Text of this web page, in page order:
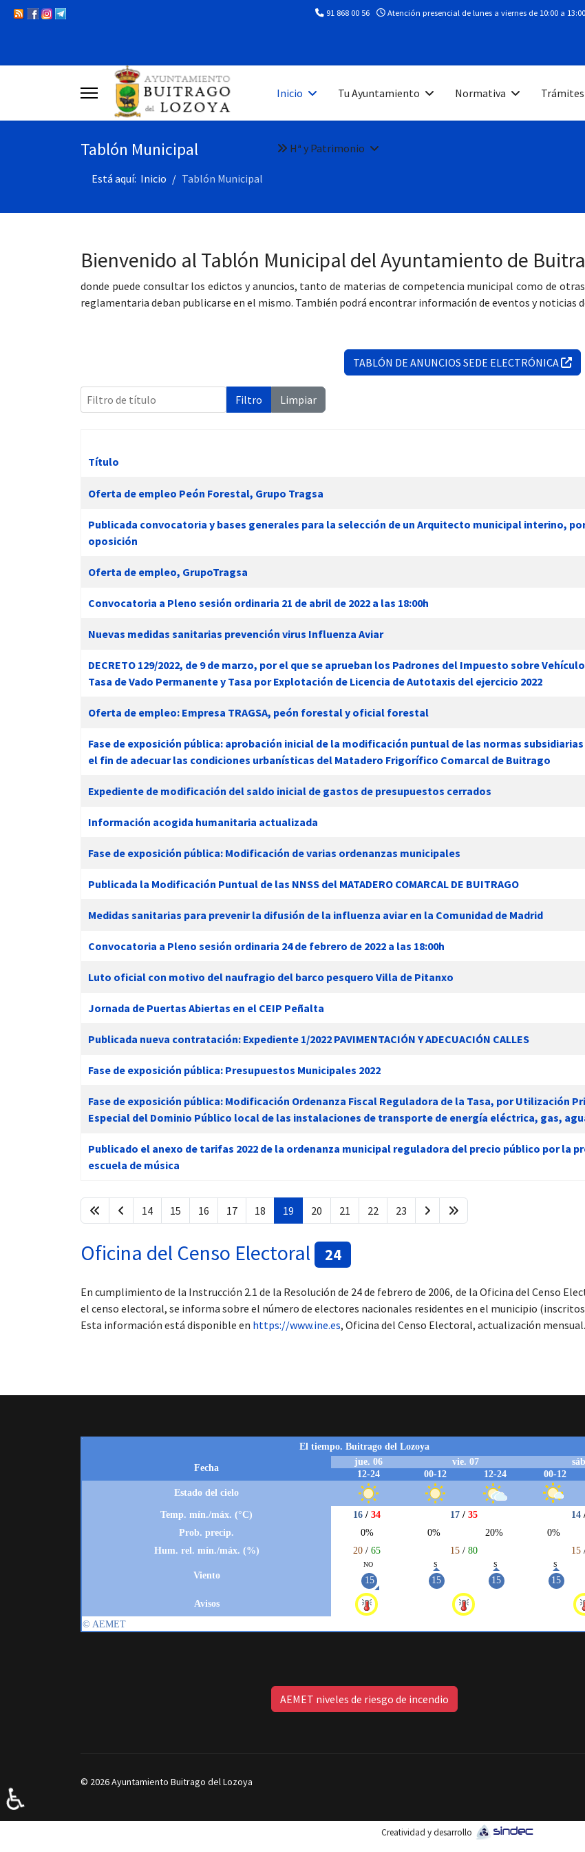
91 868 00 56 Atención presencial de lunes a viernes de 10:00 a 13:00
Inicio Tu Ayuntamiento Normativa Trámites
Hª y Patrimonio
Tablón Municipal
Está aquí: Inicio Tablón Municipal
Bienvenido al Tablón Municipal del Ayuntamiento de
donde puede consultar los edictos y anuncios, tanto de materias de competencia municipal como de
reglamentaria deban publicarse en el mismo. También podrá encontrar información de eventos y noticias
TABLÓN DE ANUNCIOS SEDE ELECTRÓNICA
Filtro de título Filtro Limpiar
Título
Oferta de empleo Peón Forestal, Grupo Tragsa
Publicada convocatoria y bases generales para la selección de un Arquitecto municipal interino,
oposición
Oferta de empleo, GrupoTragsa
Convocatoria a Pleno sesión ordinaria 21 de abril de 2022 a las 18:00h
Nuevas medidas sanitarias prevención virus Influenza Aviar
DECRETO 129/2022, de 9 de marzo, por el que se aprueban los Padrones del Impuesto sobre
Tasa de Vado Permanente y Tasa por Explotación de Licencia de Autotaxis del ejercicio 2022
Oferta de empleo: Empresa TRAGSA, peón forestal y oficial forestal
Fase de exposición pública: aprobación inicial de la modificación puntual de las normas
el fin de adecuar las condiciones urbanísticas del Matadero Frigorífico Comarcal de Buitrago
Expediente de modificación del saldo inicial de gastos de presupuestos cerrados
Información acogida humanitaria actualizada
Fase de exposición pública: Modificación de varias ordenanzas municipales
Publicada la Modificación Puntual de las NNSS del MATADERO COMARCAL DE BUITRAGO
Medidas sanitarias para prevenir la difusión de la influenza aviar en la Comunidad de Madrid
Convocatoria a Pleno sesión ordinaria 24 de febrero de 2022 a las 18:00h
Luto oficial con motivo del naufragio del barco pesquero Villa de Pitanxo
Jornada de Puertas Abiertas en el CEIP Peñalta
Publicada nueva contratación: Expediente 1/2022 PAVIMENTACIÓN Y ADECUACIÓN CALLES
Fase de exposición pública: Presupuestos Municipales 2022
Fase de exposición pública: Modificación Ordenanza Fiscal Reguladora de la Tasa, por Utilización
Especial del Dominio Público local de las instalaciones de transporte de energía eléctrica, gas,
Publicado el anexo de tarifas 2022 de la ordenanza municipal reguladora del precio público por la
escuela de música
14 15 16 17 18 19 20 21 22 23
Oficina del Censo Electoral 24
En cumplimiento de la Instrucción 2.1 de la Resolución de 24 de febrero de 2006, de la Oficina del Censo
el censo electoral, se informa sobre el número de electores nacionales residentes en el municipio
Esta información está disponible en https://www.ine.es, Oficina del Censo Electoral, actualización mensual.
AEMET niveles de riesgo de incendio
© 2026 Ayuntamiento Buitrago del Lozoya
Creatividad y desarrollo